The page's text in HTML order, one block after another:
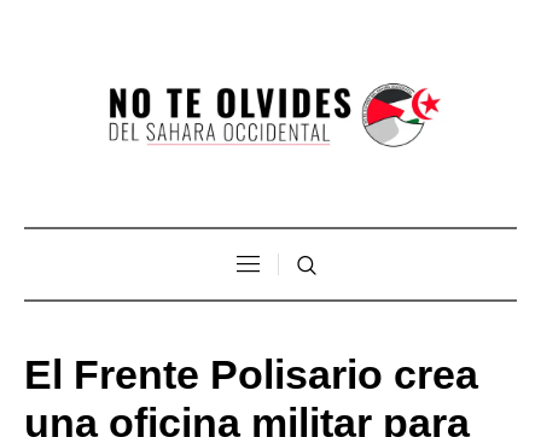
El Frente Polisario crea
una oficina militar para